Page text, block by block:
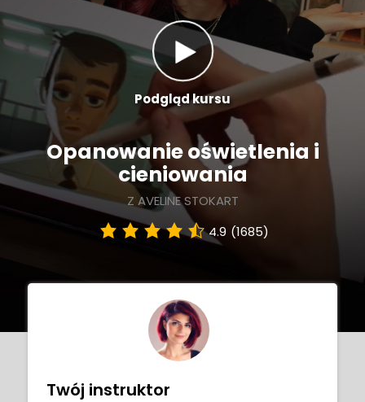
Zaloguj się
Polski
Podgląd kursu
Opanowanie oświetlenia i
cieniowania
Z AVELINE STOKART
4.9 (1685)
Twój instruktor